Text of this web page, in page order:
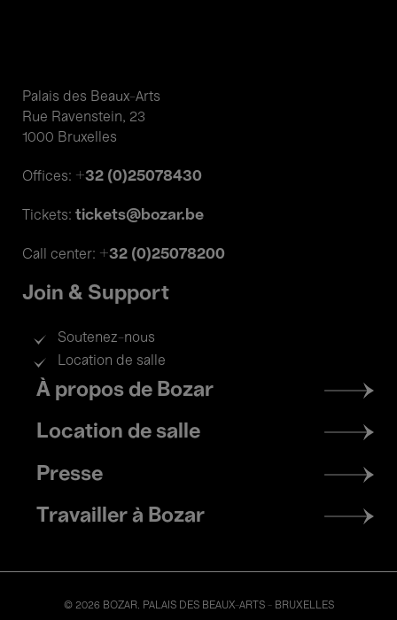
Palais des Beaux-Arts
Rue Ravenstein, 23
1000 Bruxelles
Offices: +32 (0)25078430
Tickets: tickets@bozar.be
Call center: +32 (0)25078200
Join & Support
Soutenez-nous
Location de salle
Footer
menu
À propos de Bozar
Location de salle
Presse
Travailler à Bozar
© 2026 BOZAR. PALAIS DES BEAUX-ARTS - BRUXELLES